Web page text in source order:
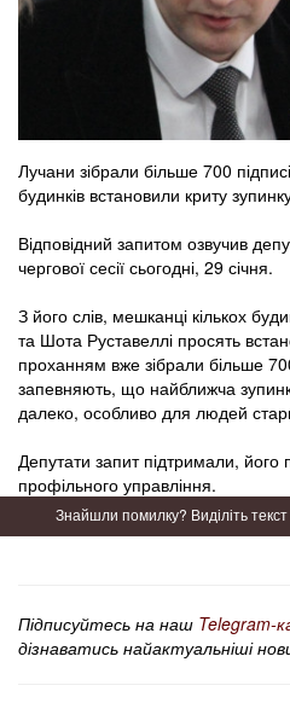
Лучани зібрали більше 700
будинків встановили криту
Відповідний запитом озвучив
чергової сесії сьогодні, 29 січня.
З його слів, мешканці кількох
та Шота Руставеллі просять
проханням вже зібрали більше
запевняють, що найближча
далеко, особливо для людей
Депутати запит підтримали, його
профільного управління.
Знайшли помилку? Виділіть текст
Підписуйтесь на наш Telegram-
дізнаватись найактуальніші